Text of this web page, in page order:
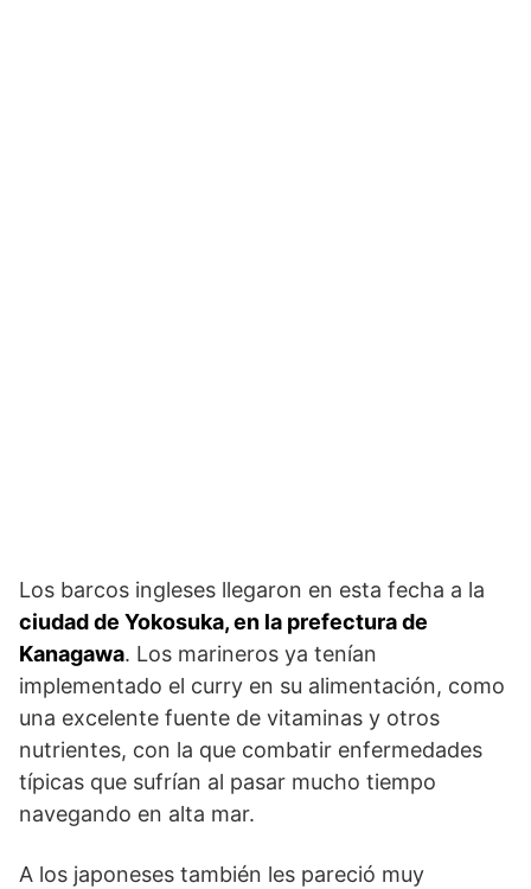
Los barcos ingleses llegaron en esta fecha a la
ciudad de Yokosuka, en la prefectura de
Kanagawa. Los marineros ya tenían
implementado el curry en su alimentación, como
una excelente fuente de vitaminas y otros
nutrientes, con la que combatir enfermedades
típicas que sufrían al pasar mucho tiempo
navegando en alta mar.
A los japoneses también les pareció muy